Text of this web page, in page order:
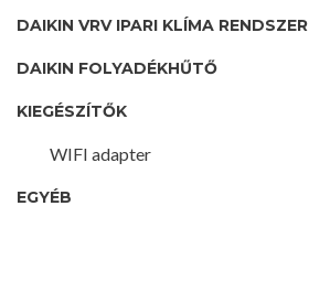
DAIKIN VRV IPARI KLÍMA RENDSZER
DAIKIN FOLYADÉKHŰTŐ
KIEGÉSZÍTŐK
WIFI adapter
EGYÉB